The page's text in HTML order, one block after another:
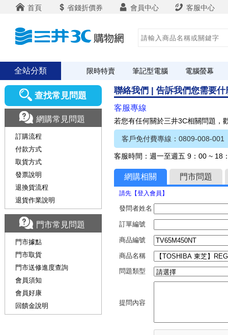
首頁 省錢折價券 會員中心 客服中心
全站分類 限時特賣 筆記型電腦 電腦螢幕
聯絡我們 | 告訴我們您需要什
客服專線
若您有任何關於三井3C相關問題，
客戶免付費專線：0809-008-001
客服時間：週一至週五 9：00 ~ 18
網購相關 門市問題
請先【登入會員】
發問者姓名
訂單編號
商品編號
商品名稱
問題類型
提問內容
查找常見問題
網購常見問題
訂購流程
付款方式
取貨方式
發票說明
退換貨流程
退貨作業說明
門市常見問題
門市據點
門市取貨
門市送修進度查詢
會員須知
會員好康
回饋金說明